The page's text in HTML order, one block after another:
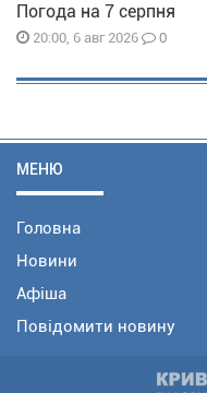
Погода на 7 серпня
20:00, 6 авг 2026 0
МЕНЮ
Головна
Новини
Афіша
Повідомити новину